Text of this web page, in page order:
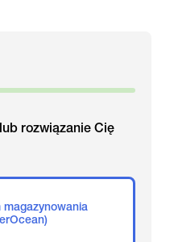
rozwiązanie Cię
magazynowania